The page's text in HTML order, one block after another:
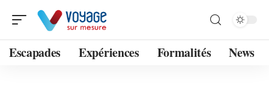
Escapades Expériences Formalités News